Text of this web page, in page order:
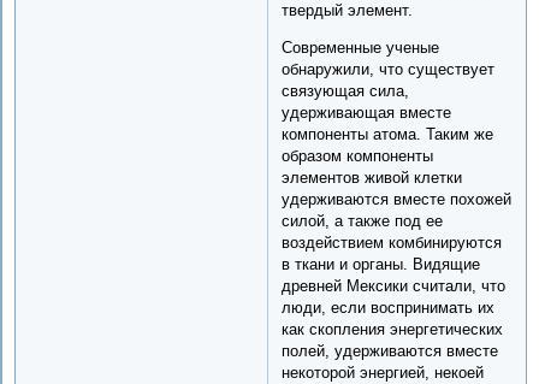
твердый элемент.
Современные ученые
обнаружили, что существует
связующая сила,
удерживающая вместе
компоненты атома. Таким же
образом компоненты
элементов живой клетки
удерживаются вместе похожей
силой, а также под ее
воздействием комбинируются
в ткани и органы. Видящие
древней Мексики считали, что
люди, если воспринимать их
как скопления энергетических
полей, удерживаются вместе
некоторой энергией, некоей